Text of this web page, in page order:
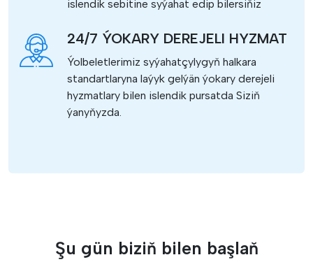
islendik sebitine syýahat edip bilersiňiz
24/7 ÝOKARY DEREJELI HYZMAT
Ýolbeletlerimiz syýahatçylygyň halkara
standartlaryna laýyk gelýän ýokary derejeli
hyzmatlary bilen islendik pursatda Siziň
ýanyňyzda.
Şu gün biziň bilen başlaň